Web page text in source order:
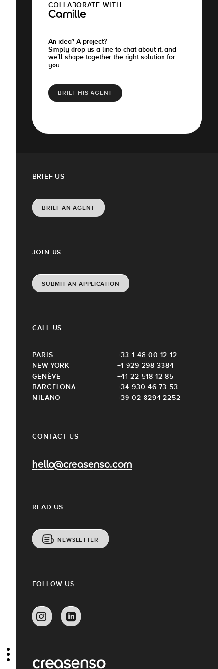
COLLABORATE WITH
Camille
An idea? A project?
Simply drop us a line to chat about it, and
we’ll shape together the right solution for
you.
BRIEF HIS AGENT
CONTACT US
hello@creasenso.com
JOIN US
SUBMIT AN APPLICATION
READ US
NEWSLETTER
CALL US
PARIS
+33 1 48 00 12 12
NEW-YORK
+1 929 298 3384
GENÈVE
+41 22 518 12 85
BARCELONA
+34 930 46 73 53
MILANO
+39 02 8294 2252
BRIEF US
BRIEF AN AGENT
FOLLOW US